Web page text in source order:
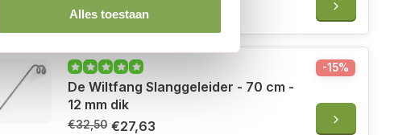
Alles toestaan
€54,50
De Wiltfang Slanggeleider - 70 cm -
12 mm dik
€32,50 €27,63
-15%